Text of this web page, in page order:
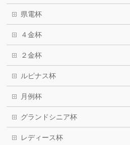
県電杯
４金杯
２金杯
ルピナス杯
月例杯
グランドシニア杯
レディース杯